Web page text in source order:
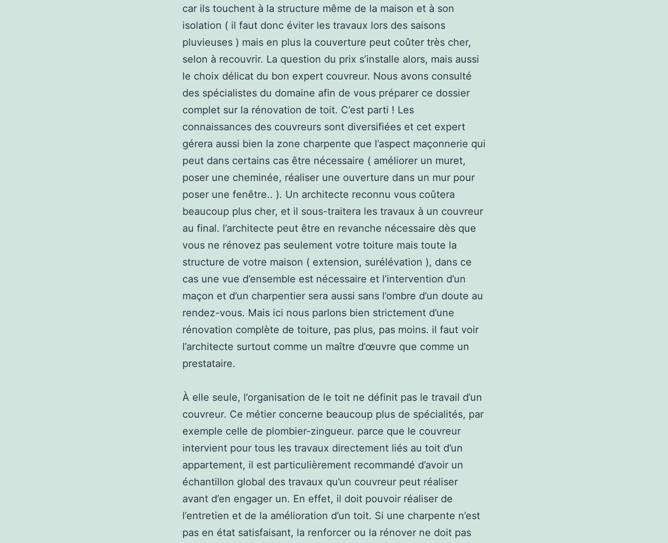
car ils touchent à la structure même de la maison et à son
isolation ( il faut donc éviter les travaux lors des saisons
pluvieuses ) mais en plus la couverture peut coûter très cher,
selon à recouvrir. La question du prix s’installe alors, mais aussi
le choix délicat du bon expert couvreur. Nous avons consulté
des spécialistes du domaine afin de vous préparer ce dossier
complet sur la rénovation de toit. C’est parti ! Les
connaissances des couvreurs sont diversifiées et cet expert
gérera aussi bien la zone charpente que l’aspect maçonnerie qui
peut dans certains cas être nécessaire ( améliorer un muret,
poser une cheminée, réaliser une ouverture dans un mur pour
poser une fenêtre.. ). Un architecte reconnu vous coûtera
beaucoup plus cher, et il sous-traitera les travaux à un couvreur
au final. l’architecte peut être en revanche nécessaire dès que
vous ne rénovez pas seulement votre toiture mais toute la
structure de votre maison ( extension, surélévation ), dans ce
cas une vue d’ensemble est nécessaire et l’intervention d’un
maçon et d’un charpentier sera aussi sans l’ombre d’un doute au
rendez-vous. Mais ici nous parlons bien strictement d’une
rénovation complète de toiture, pas plus, pas moins. il faut voir
l’architecte surtout comme un maître d’œuvre que comme un
prestataire.
À elle seule, l’organisation de le toit ne définit pas le travail d’un
couvreur. Ce métier concerne beaucoup plus de spécialités, par
exemple celle de plombier-zingueur. parce que le couvreur
intervient pour tous les travaux directement liés au toit d’un
appartement, il est particulièrement recommandé d’avoir un
échantillon global des travaux qu’un couvreur peut réaliser
avant d’en engager un. En effet, il doit pouvoir réaliser de
l’entretien et de la amélioration d’un toit. Si une charpente n’est
pas en état satisfaisant, la renforcer ou la rénover ne doit pas